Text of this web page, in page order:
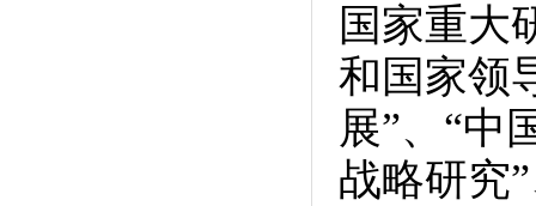
国家重大
和国家领
展”、“中
战略研究